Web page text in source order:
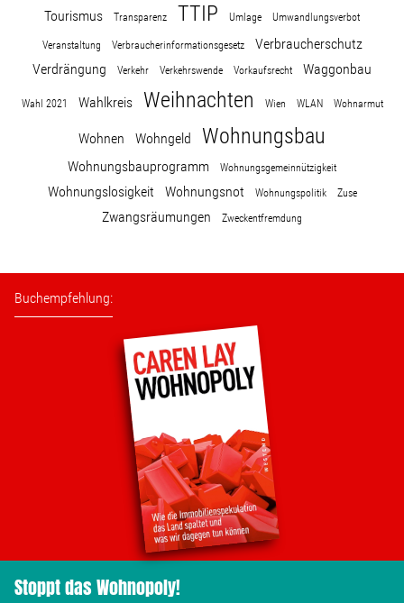
Tourismus Transparenz TTIP Umlage Umwandlungsverbot
Veranstaltung Verbraucherinformationsgesetz
Verbraucherschutz
Verdrängung
Verkehr Verkehrswende Vorkaufsrecht Waggonbau
Wahl 2021 Wahlkreis Weihnachten Wien WLAN Wohnarmut
Wohnen Wohngeld Wohnungsbau
Wohnungsbauprogramm Wohnungsgemeinnützigkeit
Wohnungslosigkeit Wohnungsnot Wohnungspolitik Zuse
Zwangsräumungen Zweckentfremdung
Buchempfehlung:
Stoppt das Wohnopoly!